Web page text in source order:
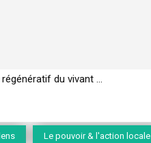
régénératif du vivant …
Le pouvoir & l'action locale